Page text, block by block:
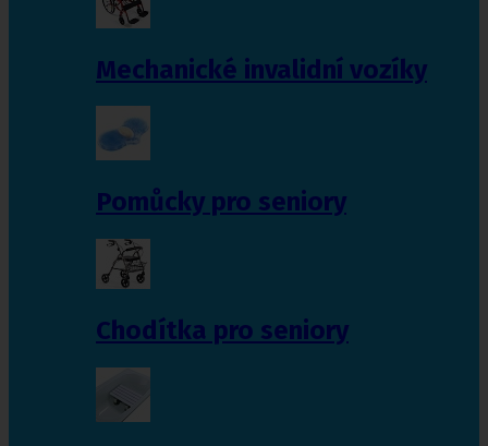
Mechanické invalidní vozíky
Pomůcky pro seniory
Chodítka pro seniory